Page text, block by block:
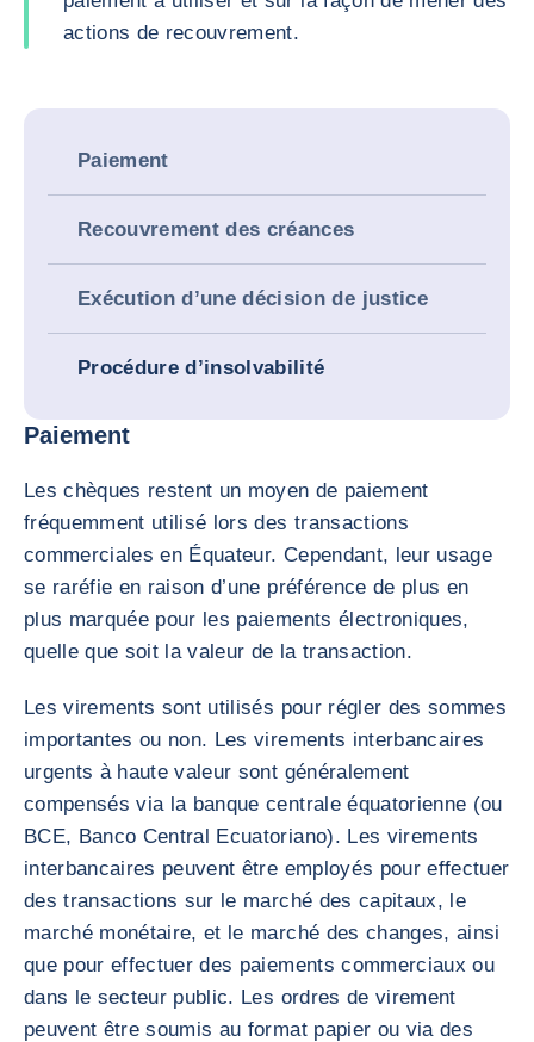
actions de recouvrement.
Paiement
Recouvrement des créances
Exécution d’une décision de justice
Procédure d’insolvabilité
Paiement
Les chèques restent un moyen de paiement
fréquemment utilisé lors des transactions
commerciales en Équateur. Cependant, leur usage
se raréfie en raison d’une préférence de plus en
plus marquée pour les paiements électroniques,
quelle que soit la valeur de la transaction.
Les virements sont utilisés pour régler des sommes
importantes ou non. Les virements interbancaires
urgents à haute valeur sont généralement
compensés via la banque centrale équatorienne (ou
BCE, Banco Central Ecuatoriano). Les virements
interbancaires peuvent être employés pour effectuer
des transactions sur le marché des capitaux, le
marché monétaire, et le marché des changes, ainsi
que pour effectuer des paiements commerciaux ou
dans le secteur public. Les ordres de virement
peuvent être soumis au format papier ou via des